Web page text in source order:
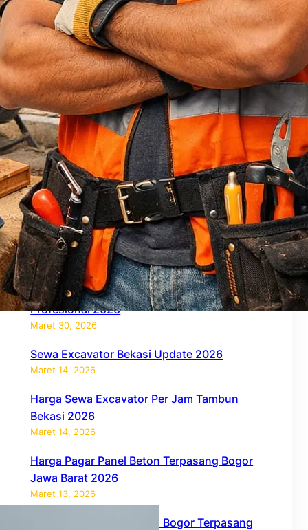
Jasa Bore Pile
Pagar Panel Beton
Sewa Alat Berat
Sewa Crane
Sewa Excavator
Sewa Excavator
Sewa Forklift
U Ditch Beton
Uncategorized
Recent Posts
Jasa Tukang Bangun Rumah Majalengka
Profesional 2026
Maret 30, 2026
Sewa Excavator Bekasi Update 2026
Maret 14, 2026
Harga Sewa Excavator Per Jam Tambun
Bekasi 2026
Maret 14, 2026
Harga Pagar Panel Beton Terpasang Bogor
Jawa Barat 2026
Maret 13, 2026
Harga Pagar Panel Beton Bogor Terpasang